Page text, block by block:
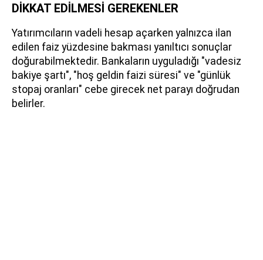
DİKKAT EDİLMESİ GEREKENLER
Yatırımcıların vadeli hesap açarken yalnızca ilan
edilen faiz yüzdesine bakması yanıltıcı sonuçlar
doğurabilmektedir. Bankaların uyguladığı "vadesiz
bakiye şartı", "hoş geldin faizi süresi" ve "günlük
stopaj oranları" cebe girecek net parayı doğrudan
belirler.